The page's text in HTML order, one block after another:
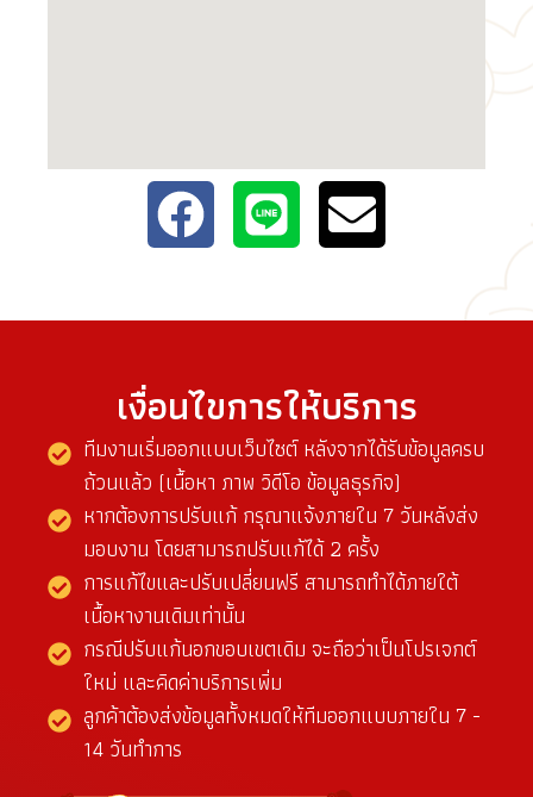
เงื่อนไขการให้บริการ
ทีมงานเริ่มออกแบบเว็บไซต์ หลังจากได้รับข้อมูลครบ
ถ้วนแล้ว (เนื้อหา ภาพ วิดีโอ ข้อมูลธุรกิจ)
หากต้องการปรับแก้ กรุณาแจ้งภายใน 7 วันหลังส่ง
มอบงาน โดยสามารถปรับแก้ได้ 2 ครั้ง
การแก้ไขและปรับเปลี่ยนฟรี สามารถทำได้ภายใต้
เนื้อหางานเดิมเท่านั้น
กรณีปรับแก้นอกขอบเขตเดิม จะถือว่าเป็นโปรเจกต์
ใหม่ และคิดค่าบริการเพิ่ม
ลูกค้าต้องส่งข้อมูลทั้งหมดให้ทีมออกแบบภายใน 7 -
14 วันทำการ